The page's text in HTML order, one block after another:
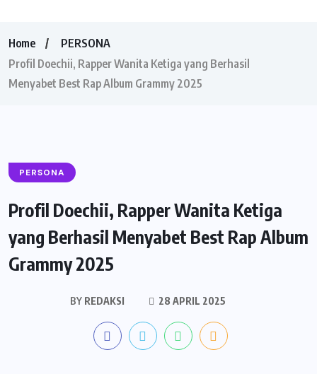
Home
PERSONA
Profil Doechii, Rapper Wanita Ketiga yang Berhasil
Menyabet Best Rap Album Grammy 2025
PERSONA
Profil Doechii, Rapper Wanita Ketiga
yang Berhasil Menyabet Best Rap Album
Grammy 2025
BY REDAKSI 28 APRIL 2025